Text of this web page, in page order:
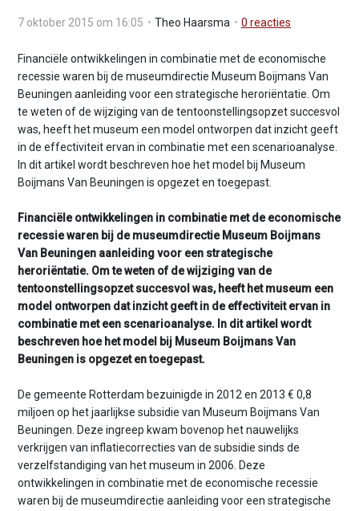
a
t
i
o
n
J
u
m
t
o
m
a
n
c
o
n
e
n
t
7 oktober 2015 om 16:05 Theo Haarsma 0 reacties
Financiële ontwikkelingen in combinatie met de economische
recessie waren bij de museumdirectie Museum Boijmans Van
Beuningen aanleiding voor een strategische heroriëntatie. Om
te weten of de wijziging van de tentoonstellingsopzet succesvol
was, heeft het museum een model ontworpen dat inzicht geeft
in de effectiviteit ervan in combinatie met een scenarioanalyse.
In dit artikel wordt beschreven hoe het model bij Museum
Boijmans Van Beuningen is opgezet en toegepast.
Financiële ontwikkelingen in combinatie met de economische
recessie waren bij de museumdirectie Museum Boijmans
Van Beuningen aanleiding voor een strategische
heroriëntatie. Om te weten of de wijziging van de
tentoonstellingsopzet succesvol was, heeft het museum een
model ontworpen dat inzicht geeft in de effectiviteit ervan in
combinatie met een scenarioanalyse. In dit artikel wordt
beschreven hoe het model bij Museum Boijmans Van
Beuningen is opgezet en toegepast.
De gemeente Rotterdam bezuinigde in 2012 en 2013 € 0,8
miljoen op het jaarlijkse subsidie van Museum Boijmans Van
Beuningen. Deze ingreep kwam bovenop het nauwelijks
verkrijgen van inflatiecorrecties van de subsidie sinds de
verzelfstandiging van het museum in 2006. Deze
ontwikkelingen in combinatie met de economische recessie
waren bij de museumdirectie aanleiding voor een strategische